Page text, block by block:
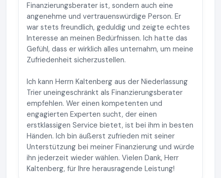
Finanzierungsberater ist, sondern auch eine
angenehme und vertrauenswürdige Person. Er
war stets freundlich, geduldig und zeigte echtes
Interesse an meinen Bedürfnissen. Ich hatte das
Gefühl, dass er wirklich alles unternahm, um meine
Zufriedenheit sicherzustellen.
Ich kann Herrn Kaltenberg aus der Niederlassung
Trier uneingeschränkt als Finanzierungsberater
empfehlen. Wer einen kompetenten und
engagierten Experten sucht, der einen
erstklassigen Service bietet, ist bei ihm in besten
Händen. Ich bin äußerst zufrieden mit seiner
Unterstützung bei meiner Finanzierung und würde
ihn jederzeit wieder wählen. Vielen Dank, Herr
Kaltenberg, für Ihre herausragende Leistung!